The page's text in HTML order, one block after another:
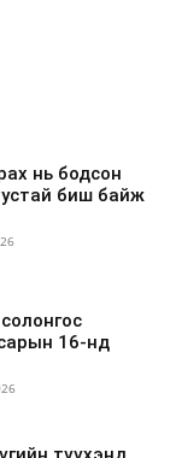
нь бодсон
биш байж
16-нд